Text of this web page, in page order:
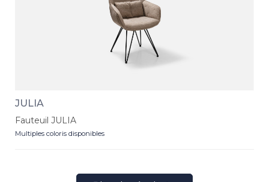
JULIA
Fauteuil JULIA
Multiples coloris disponibles